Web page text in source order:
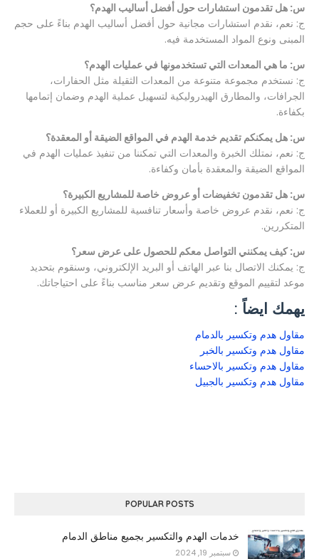
س: هل تقدمون استشارات حول أفضل أساليب الهدم؟
ج: نعم، نقدم استشارات مجانية حول أفضل أساليب الهدم بناءً على حجم
المبنى ونوع المواد المستخدمة فيه.
س: ما هي المعدات التي تستخدمونها في عمليات الهدم؟
ج: نستخدم مجموعة متنوعة من المعدات الثقيلة مثل الحفارات،
الجرافات، والمطارق الهيدروليكية لتسهيل عملية الهدم وضمان إتمامها
بكفاءة.
س: هل يمكنكم تقديم خدمة الهدم في المواقع الضيقة أو المعقدة؟
ج: نعم، نمتلك الخبرة والمعدات التي تمكننا من تنفيذ عمليات الهدم في
المواقع الضيقة والمعقدة بأمان وكفاءة.
س: هل تقدمون تخفيضات أو عروض خاصة للمشاريع الكبيرة؟
ج: نعم، نقدم عروض خاصة وأسعار تنافسية للمشاريع الكبيرة أو للعملاء
المتكررين.
س: كيف يمكنني التواصل معكم للحصول على عرض سعر؟
ج: يمكنك الاتصال بنا عبر الهاتف أو البريد الإلكتروني، وسنقوم بتحديد
موعد لتقييم الموقع وتقديم عرض سعر مناسب بناءً على احتياجاتك.
يهمك ايضاً :
مقاول هدم وتكسير بالدمام
مقاول هدم وتكسير بالخبر
مقاول هدم وتكسير بالاحساء
مقاول هدم وتكسير بالجبيل
POPULAR POSTS
خدمات الهدم والتكسير بجميع مناطق الدمام
سبتمبر 19, 2024